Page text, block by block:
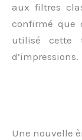
aux filtres
confirmé que
utilisé cette
d’impressions.
Une nouvelle